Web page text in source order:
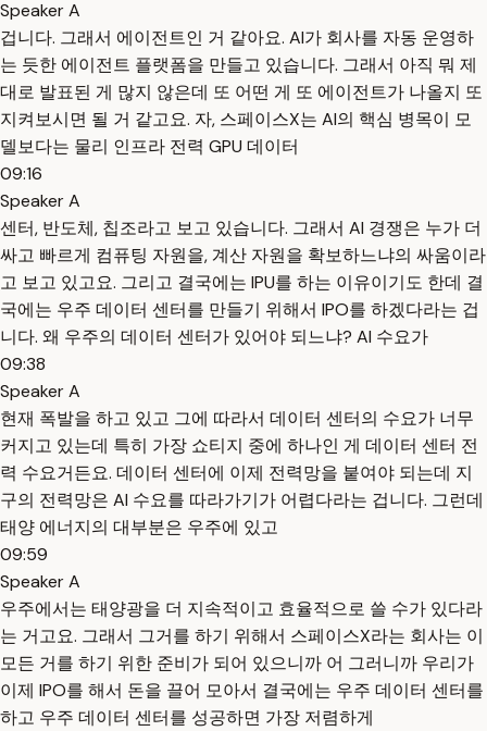
Speaker A
겁니다. 그래서 에이전트인 거 같아요. AI가 회사를 자동 운영하
는 듯한 에이전트 플랫폼을 만들고 있습니다. 그래서 아직 뭐 제
대로 발표된 게 많지 않은데 또 어떤 게 또 에이전트가 나올지 또
지켜보시면 될 거 같고요. 자, 스페이스X는 AI의 핵심 병목이 모
델보다는 물리 인프라 전력 GPU 데이터
09:16
Speaker A
센터, 반도체, 칩조라고 보고 있습니다. 그래서 AI 경쟁은 누가 더
싸고 빠르게 컴퓨팅 자원을, 계산 자원을 확보하느냐의 싸움이라
고 보고 있고요. 그리고 결국에는 IPU를 하는 이유이기도 한데 결
국에는 우주 데이터 센터를 만들기 위해서 IPO를 하겠다라는 겁
니다. 왜 우주의 데이터 센터가 있어야 되느냐? AI 수요가
09:38
Speaker A
현재 폭발을 하고 있고 그에 따라서 데이터 센터의 수요가 너무
커지고 있는데 특히 가장 쇼티지 중에 하나인 게 데이터 센터 전
력 수요거든요. 데이터 센터에 이제 전력망을 붙여야 되는데 지
구의 전력망은 AI 수요를 따라가기가 어렵다라는 겁니다. 그런데
태양 에너지의 대부분은 우주에 있고
09:59
Speaker A
우주에서는 태양광을 더 지속적이고 효율적으로 쓸 수가 있다라
는 거고요. 그래서 그거를 하기 위해서 스페이스X라는 회사는 이
모든 거를 하기 위한 준비가 되어 있으니까 어 그러니까 우리가
이제 IPO를 해서 돈을 끌어 모아서 결국에는 우주 데이터 센터를
하고 우주 데이터 센터를 성공하면 가장 저렴하게